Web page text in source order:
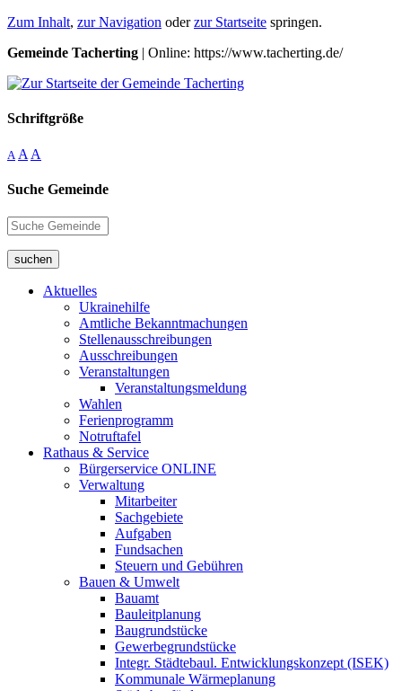
Zum Inhalt, zur Navigation oderzur Startseite springen.
Gemeinde Tacherting | Online: https://www.tacherting.de/
Schriftgröße
A A A
Suche Gemeinde
suchen
Aktuelles
Ukrainehilfe
Amtliche Bekanntmachungen
Stellenausschreibungen
Ausschreibungen
Veranstaltungen
Veranstaltungsmeldung
Wahlen
Ferienprogramm
Notruftafel
Rathaus & Service
Bürgerservice ONLINE
Verwaltung
Mitarbeiter
Sachgebiete
Aufgaben
Fundsachen
Steuern und Gebühren
Bauen & Umwelt
Bauamt
Bauleitplanung
Baugrundstücke
Gewerbegrundstücke
Integr. Städtebaul. Entwicklungskonzept (ISEK)
Kommunale Wärmeplanung